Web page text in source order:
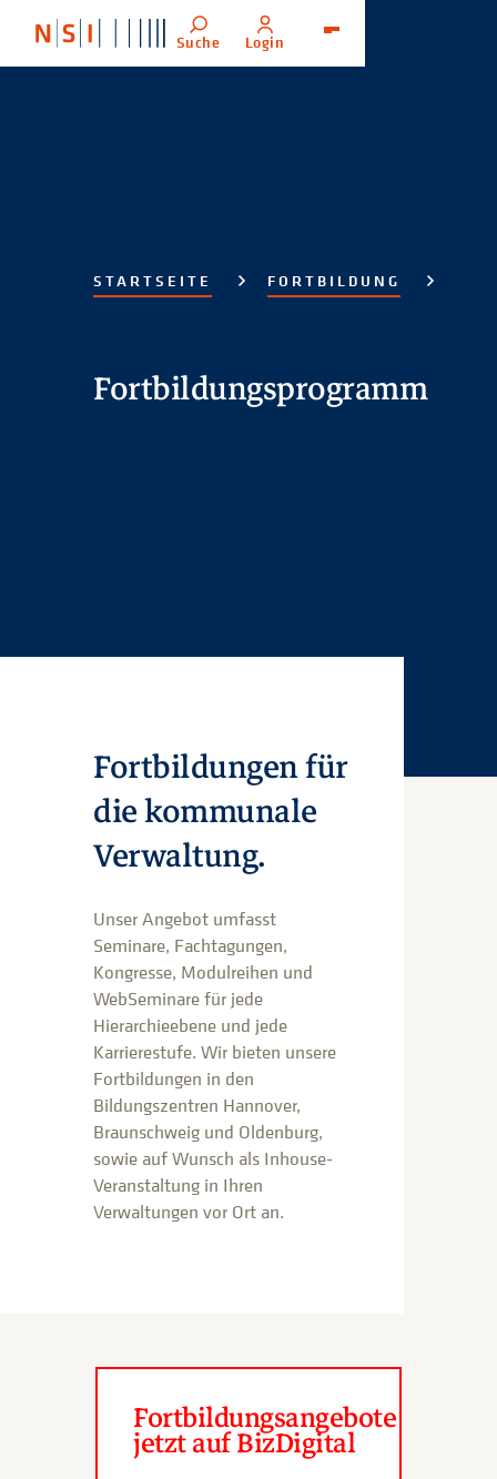
Suche Login
STARTSEITE FORTBILDUNG
Fortbildungsprogramm
Fortbildungen für
die kommunale
Verwaltung.
Unser Angebot umfasst
Seminare, Fachtagungen,
Kongresse, Modulreihen und
WebSeminare für jede
Hierarchieebene und jede
Karrierestufe. Wir bieten unsere
Fortbildungen in den
Bildungszentren Hannover,
Braunschweig und Oldenburg,
sowie auf Wunsch als Inhouse-
Veranstaltung in Ihren
Verwaltungen vor Ort an.
Fortbildungsangebote
jetzt auf BizDigital